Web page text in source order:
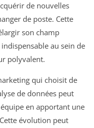
de nouvelles
de poste. Cette
son champ
au sein de
polyvalent.
qui choisit de
de données peut
en apportant une
évolution peut